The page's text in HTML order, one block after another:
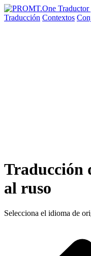
Traducción Contextos
Traducción
al ruso
Selecciona el idioma de